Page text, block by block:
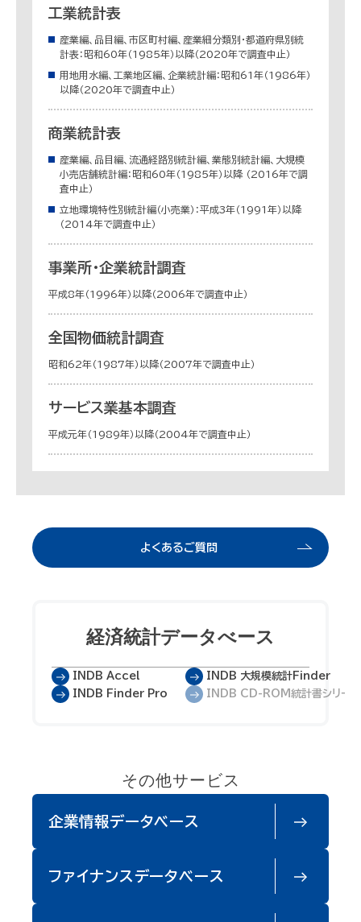
工業統計表
産業編、品目編、市区町村編、産業細分類別・都道府県別統
計表：昭和60年（1985年）以降（2020年で調査中止）
用地用水編、工業地区編、企業統計編：昭和61年（1986年）
以降（2020年で調査中止）
商業統計表
産業編、品目編、流通経路別統計編、業態別統計編、大規模
小売店舗統計編：昭和60年（1985年）以降 （2016年で調
査中止）
立地環境特性別統計編（小売業）：平成3年（1991年）以降
（2014年で調査中止）
事業所・企業統計調査
平成8年（1996年）以降（2006年で調査中止）
全国物価統計調査
昭和62年（1987年）以降（2007年で調査中止）
サービス業基本調査
平成元年（1989年）以降（2004年で調査中止）
よくあるご質問
経済統計データべース
INDB Accel
INDB 大規模統計Finder
INDB Finder Pro
INDB CD-ROM統計書シリーズ
その他サービス
企業情報データベース
ファイナンスデータベース